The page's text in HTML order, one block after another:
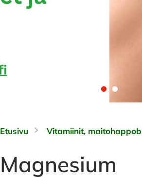
Etusivu Vitamiinit,
Magnesium